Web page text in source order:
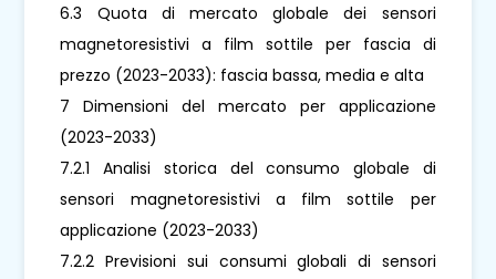
6.3 Quota di mercato globale dei sensori
magnetoresistivi a film sottile per fascia di
prezzo (2023-2033): fascia bassa, media e alta
7 Dimensioni del mercato per applicazione
(2023-2033)
7.2.1 Analisi storica del consumo globale di
sensori magnetoresistivi a film sottile per
applicazione (2023-2033)
7.2.2 Previsioni sui consumi globali di sensori